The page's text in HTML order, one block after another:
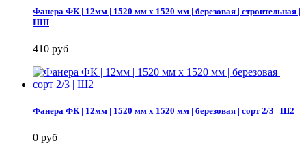
Фанера ФК | 12мм | 1520 мм х 1520 мм | березовая | строительная |
НШ
410 руб
Фанера ФК | 12мм | 1520 мм х 1520 мм | березовая | сорт 2/3 | Ш2
0 руб